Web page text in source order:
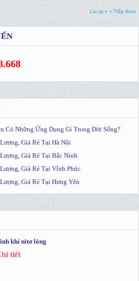
Lùi lại « » Tiếp theo
Có Những Ứng Dụng Gì Trong Đời Sống?
Giá Rẻ Tại Hà Nội
Giá Rẻ Tại Bắc Ninh
Giá Rẻ Tại Vĩnh Phúc
Giá Rẻ Tại Hưng Yên
khí nitơ lỏng
tiết